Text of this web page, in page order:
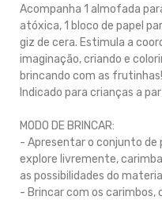
Acompanha 1 almofada
atóxica, 1 bloco de papel
giz de cera. Estimula a
imaginação, criando e
brincando com as
Indicado para crianças a
MODO DE BRINCAR:
- Apresentar o conjunto de
explore livremente,
as possibilidades do
- Brincar com os carimbos,